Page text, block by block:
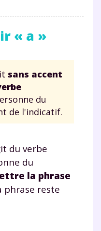
« a »
sans accent
du
de l'indicatif.
du verbe
du
la phrase
phrase reste